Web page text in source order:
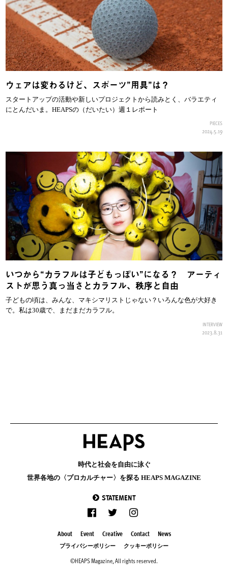
ウェアは変わるけど、スポーツ”用具”は？
スタートアップの活動や新しいプロジェクトから読みとく、バラエティ
にとんだいま。HEAPSの（だいたい）週１レポート
PIECES
2024.5.19
いつから“カラフルは子どもっぽい”になる？ アーティ
ストが思う真っ当さとカラフル、秩序と自由
子どもの頃は、みんな、マキシマリストじゃない？いろんな色が大好き
で。私は30歳で、まだまだカラフル。
INTERVIEW
2023.8.31
時代と社会を自由に泳ぐ
世界各地の〈プロカルチャー〉を探る HEAPS MAGAZINE
STATEMENT
About Event Creative Contact News
プライバシーポリシー クッキーポリシー
©HEAPS Magazine, All rights reserved.